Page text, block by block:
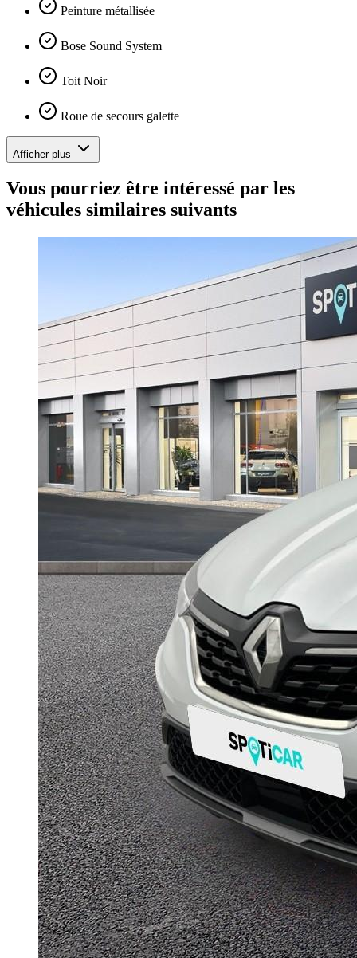
Peinture métallisée
Bose Sound System
Toit Noir
Roue de secours galette
Afficher plus
Vous pourriez être intéressé par les
véhicules similaires suivants